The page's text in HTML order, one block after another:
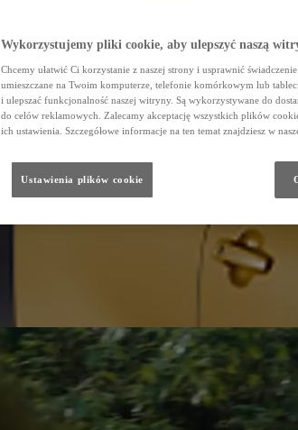
Wykorzystujemy pliki cookie, aby ulepszyć naszą
Chcemy ułatwić Ci korzystanie z naszej strony i usprawnić
umieszczane na Twoim komputerze, telefonie komórkowym lub
i ulepszać funkcjonalność naszej witryny. Są wykorzystywane do
do celów reklamowych. Zalecamy akceptację wszystkich plików
ich ustawienia. Szczegółowe informacje na ten temat znajdziesz w
Ustawienia plików cookie